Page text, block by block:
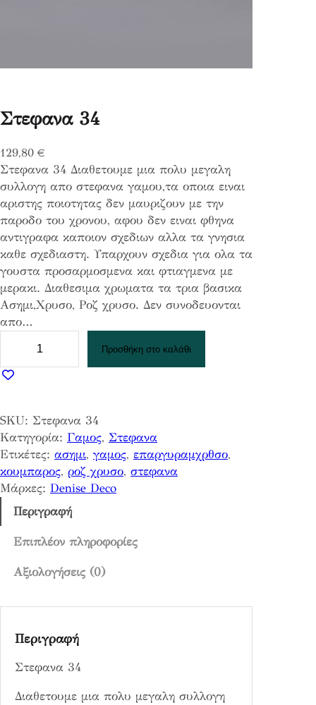
Στεφανα 34
129,80 €
Στεφανα 34 Διαθετουμε μια πολυ μεγαλη
συλλογη απο στεφανα γαμου,τα οποια ειναι
αριστης ποιοτητας δεν μαυριζουν με την
παροδο του χρονου, αφου δεν ειναι φθηνα
αντιγραφα καποιον σχεδιων αλλα τα γνησια
καθε σχεδιαστη. Υπαρχουν σχεδια για ολα τα
γουστα προσαρμοσμενα και φτιαγμενα με
μερακι. Διαθεσιμα χρωματα τα τρια βασικα
Ασημι,Χρυσο, Ροζ χρυσο. Δεν συνοδευονται
απο…
ε
ν
α
3
4
π
σ
α
Προσθήκη στο καλάθι
SKU: Στεφανα 34
Κατηγορία: Γαμος, Στεφανα
Ετικέτες: ασημι, γαμος, επαργυραμχρθσο
κουμπαρος, ροζ χρυσο, στεφανα
Μάρκες: Denise Deco
Περιγραφή
Επιπλέον πληροφορίες
Αξιολογήσεις (0)
Περιγραφή
Στεφανα 34
Διαθετουμε μια πολυ μεγαλη συλλογη